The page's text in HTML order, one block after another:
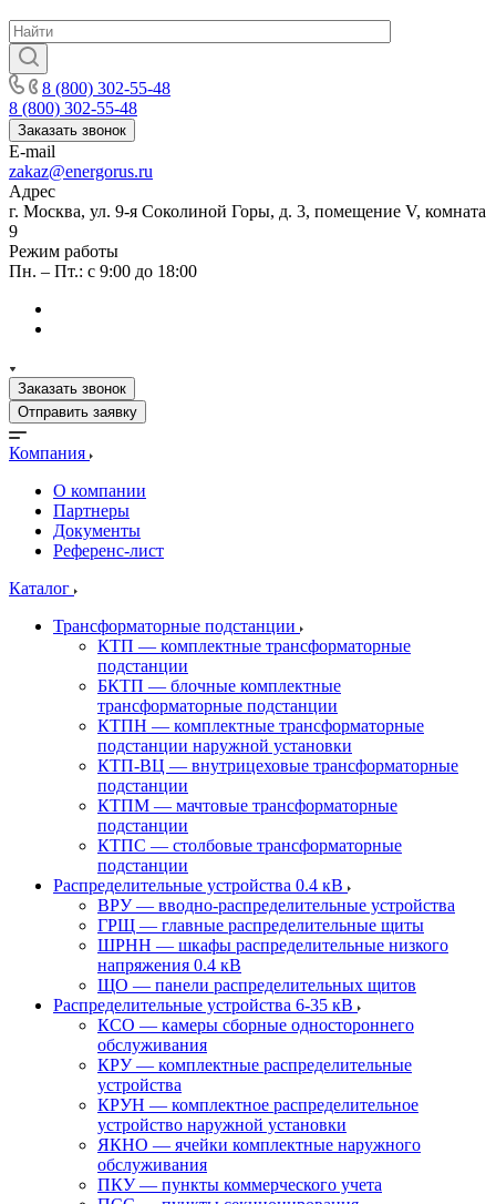
8 (800) 302-55-48
8 (800) 302-55-48
Заказать звонок
E-mail
zakaz@energorus.ru
Адрес
г. Москва, ул. 9-я Соколиной Горы, д. 3, помещение V, комната
9
Режим работы
Пн. – Пт.: с 9:00 до 18:00
Заказать звонок
Отправить заявку
Компания
О компании
Партнеры
Документы
Референс-лист
Каталог
Трансформаторные подстанции
КТП — комплектные трансформаторные
подстанции
БКТП — блочные комплектные
трансформаторные подстанции
КТПН — комплектные трансформаторные
подстанции наружной установки
КТП-ВЦ — внутрицеховые трансформаторные
подстанции
КТПМ — мачтовые трансформаторные
подстанции
КТПС — столбовые трансформаторные
подстанции
Распределительные устройства 0.4 кВ
ВРУ — вводно-распределительные устройства
ГРЩ — главные распределительные щиты
ШРНН — шкафы распределительные низкого
напряжения 0.4 кВ
ЩО — панели распределительных щитов
Распределительные устройства 6-35 кВ
КСО — камеры сборные одностороннего
обслуживания
КРУ — комплектные распределительные
устройства
КРУН — комплектное распределительное
устройство наружной установки
ЯКНО — ячейки комплектные наружного
обслуживания
ПКУ — пункты коммерческого учета